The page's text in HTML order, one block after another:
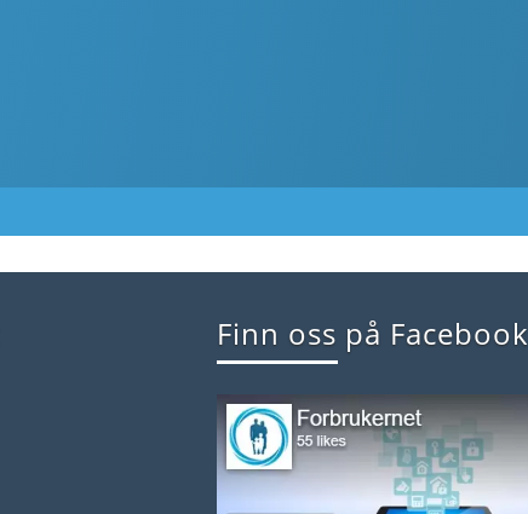
Finn oss på Facebook